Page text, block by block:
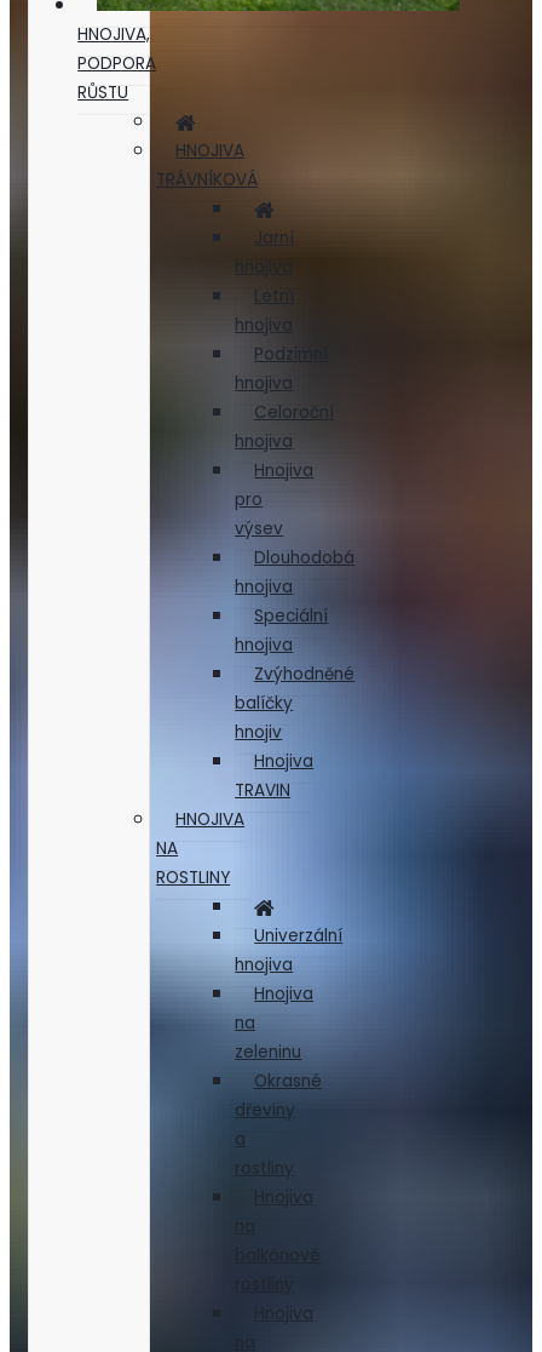
HNOJIVA,
PODPORA
RŮSTU
HNOJIVA
TRÁVNÍKOVÁ
Jarní
hnojiva
Letní
hnojiva
Podzimní
hnojiva
Celoroční
hnojiva
Hnojiva
pro
výsev
Dlouhodobá
hnojiva
Speciální
hnojiva
Zvýhodněné
balíčky
hnojiv
Hnojiva
TRAVIN
HNOJIVA
NA
ROSTLINY
Univerzální
hnojiva
Hnojiva
na
zeleninu
Okrasné
dřeviny
a
rostliny
Hnojiva
balkónové
Hnojiva